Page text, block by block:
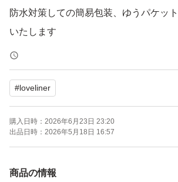
防水対策しての簡易包装、ゆうパケッ
いたします
#loveliner
購入日時： 2026年6月23日 23:20
出品日時： 2026年5月18日 16:57
商品の情報